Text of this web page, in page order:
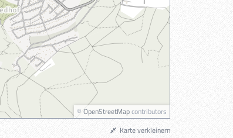
© OpenStreetMapcontributors
Karte verkleinern